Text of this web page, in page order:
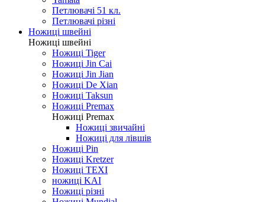
Петлювачі 51 кл.
Петлювачі різні
Ножиці швейні
Ножиці швейні
Ножиці Tiger
Ножиці Jin Cai
Ножиці Jin Jian
Ножиці De Xian
Ножиці Taksun
Ножиці Premax
Ножиці Premax
Ножиці звичайні
Ножиці для лівшів
Ножиці Pin
Ножиці Kretzer
Ножиці TEXI
ножиці KAI
Ножиці різні